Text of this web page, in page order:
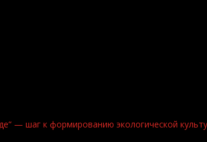
— шаг к формированию экологической